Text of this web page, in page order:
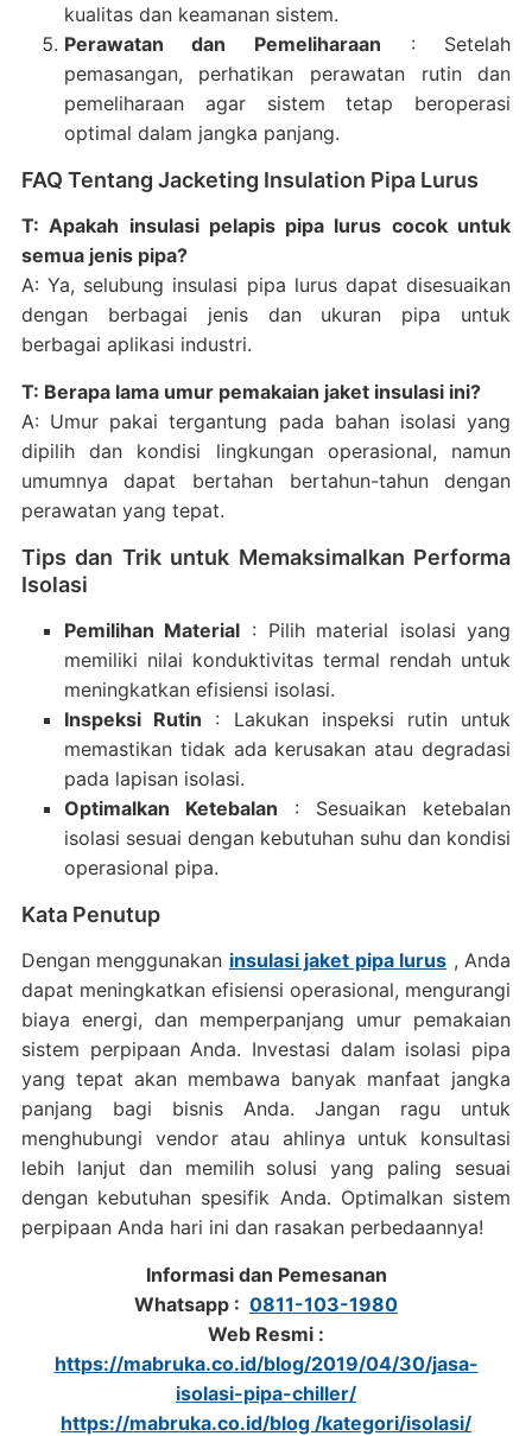
kualitas dan keamanan sistem.
Perawatan dan Pemeliharaan : Setelah
pemasangan, perhatikan perawatan rutin dan
pemeliharaan agar sistem tetap beroperasi
optimal dalam jangka panjang.
FAQ Tentang Jacketing Insulation Pipa Lurus
T: Apakah insulasi pelapis pipa lurus cocok untuk
semua jenis pipa?
A: Ya, selubung insulasi pipa lurus dapat disesuaikan
dengan berbagai jenis dan ukuran pipa untuk
berbagai aplikasi industri.
T: Berapa lama umur pemakaian jaket insulasi ini?
A: Umur pakai tergantung pada bahan isolasi yang
dipilih dan kondisi lingkungan operasional, namun
umumnya dapat bertahan bertahun-tahun dengan
perawatan yang tepat.
Tips dan Trik untuk Memaksimalkan Performa
Isolasi
Pemilihan Material : Pilih material isolasi yang
memiliki nilai konduktivitas termal rendah untuk
meningkatkan efisiensi isolasi.
Inspeksi Rutin : Lakukan inspeksi rutin untuk
memastikan tidak ada kerusakan atau degradasi
pada lapisan isolasi.
Optimalkan Ketebalan : Sesuaikan ketebalan
isolasi sesuai dengan kebutuhan suhu dan kondisi
operasional pipa.
Kata Penutup
Dengan menggunakan insulasi jaket pipa lurus , Anda
dapat meningkatkan efisiensi operasional, mengurangi
biaya energi, dan memperpanjang umur pemakaian
sistem perpipaan Anda. Investasi dalam isolasi pipa
yang tepat akan membawa banyak manfaat jangka
panjang bagi bisnis Anda. Jangan ragu untuk
menghubungi vendor atau ahlinya untuk konsultasi
lebih lanjut dan memilih solusi yang paling sesuai
dengan kebutuhan spesifik Anda. Optimalkan sistem
perpipaan Anda hari ini dan rasakan perbedaannya!
Informasi dan Pemesanan
Whatsapp : 0811-103-1980
Web Resmi :
https://mabruka.co.id/blog/2019/04/30/jasa-
isolasi-pipa-chiller/
https://mabruka.co.id/blog /kategori/isolasi/